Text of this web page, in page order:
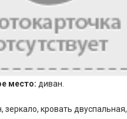
место: диван.
зеркало, кровать двуспальная,